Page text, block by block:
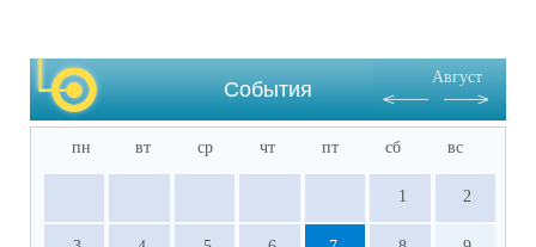
События
Август
пн вт ср чт пт сб вс
1 2